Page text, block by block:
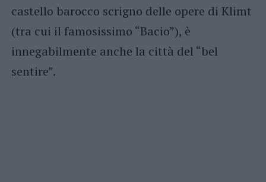
castello barocco scrigno delle opere di Klimt
(tra cui il famosissimo “Bacio”), è
innegabilmente anche la città del “bel
sentire”.